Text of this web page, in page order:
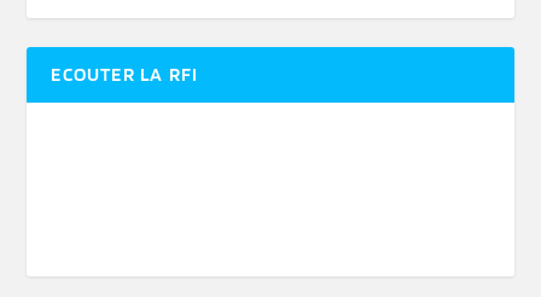
ECOUTER LA RFI